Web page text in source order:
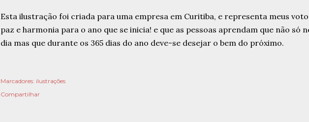
Esta ilustração foi criada para uma empresa em Curitiba, e representa meus
paz e harmonia para o ano que se inicia! e que as pessoas aprendam que não só
dia mas que durante os 365 dias do ano deve-se desejar o bem do próximo.
Marcadores: ilustrações
Compartilhar